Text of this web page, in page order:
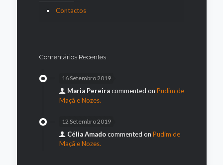
Contactos
Comentários Recentes
16 Setembro 2019
Maria Pereiracommented on Pudim de
Maçã e Nozes.
12 Setembro 2019
Célia Amadocommented on Pudim de
Maçã e Nozes.